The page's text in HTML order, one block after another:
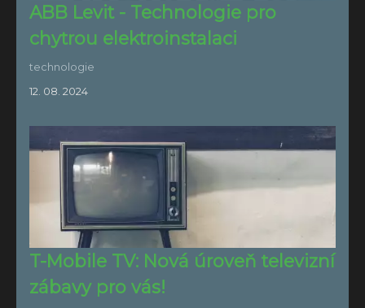
ABB Levit - Technologie pro
chytrou elektroinstalaci
technologie
12. 08. 2024
T-Mobile TV: Nová úroveň televizní
zábavy pro vás!